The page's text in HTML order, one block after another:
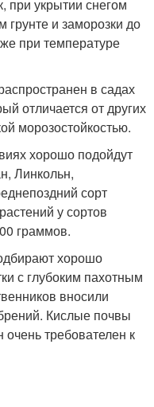
при укрытии снегом
грунте и заморозки до
при температуре
в садах
отличается от других
морозостойкостью.
хорошо подойдут
Линкольн,
сорт
у сортов
граммов.
хорошо
с глубоким пахотным
вносили
Кислые почвы
требователен к